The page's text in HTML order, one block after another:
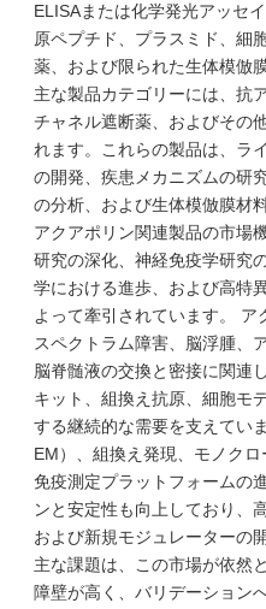
ELISAまたは化学発光アッセ
原ペプチド、プラスミド、細
薬、および限られた生体模倣
主な製品カテゴリーには、抗
チャネル遮断薬、およびその
れます。これらの製品は、ラ
の開発、疾患メカニズムの研
の分析、および生体模倣膜材
アクアポリン関連製品の市場
研究の深化、神経免疫学研究
学における進歩、および高特
よって牽引されています。
スペクトラム障害、脳浮腫、
脳脊髄液の交換と密接に関連
キット、組換え抗原、細胞モ
する継続的な需要を支えてい
EM）、組換え発現、モノク
免疫測定プラットフォームの
ンと安定性も向上しており、
および新規モジュレーターの
主な課題は、この市場が依然
障壁が高く、バリデーション